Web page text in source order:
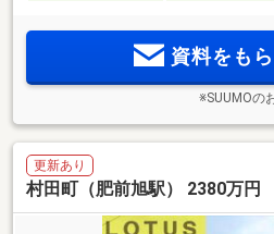
資料をも
※SUUMOの
更新あり
村田町（肥前旭駅） 2380万円